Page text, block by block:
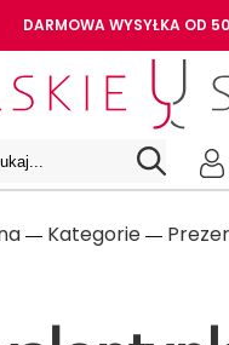
DARMOWA WYSYŁKA OD
― Kategorie ―